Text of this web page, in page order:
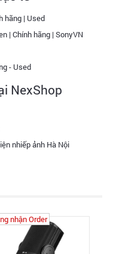
hãng | Used
| Chính hãng | SonyVN
- Used
NexShop
nhiếp ảnh Hà Nội
nhận Order